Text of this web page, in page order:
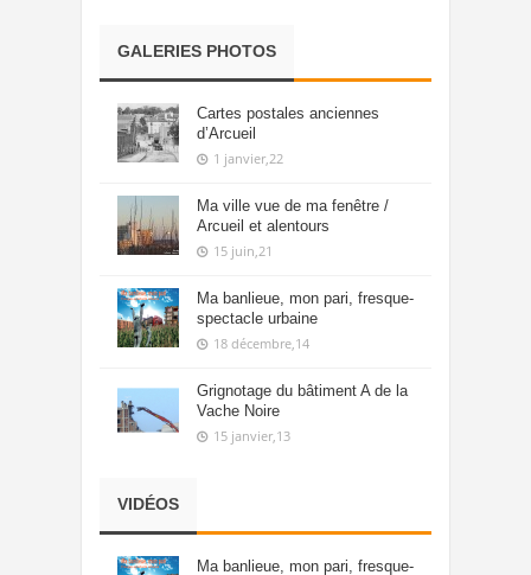
GALERIES PHOTOS
Cartes postales anciennes
d’Arcueil
1 janvier,22
Ma ville vue de ma fenêtre /
Arcueil et alentours
15 juin,21
Ma banlieue, mon pari, fresque-
spectacle urbaine
18 décembre,14
Grignotage du bâtiment A de la
Vache Noire
15 janvier,13
VIDÉOS
Ma banlieue, mon pari, fresque-